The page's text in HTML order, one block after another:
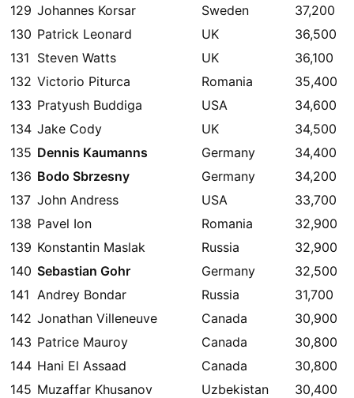
129 Johannes Korsar Sweden
37,200
130 Patrick Leonard UK
36,500
131 Steven Watts UK
36,100
132 Victorio Piturca Romania
35,400
133 Pratyush Buddiga USA
34,600
134 Jake Cody UK
34,500
135 Dennis Kaumanns Germany
34,400
136 Bodo Sbrzesny Germany
34,200
137 John Andress USA
33,700
138 Pavel Ion Romania
32,900
139 Konstantin Maslak Russia
32,900
140 Sebastian Gohr Germany
32,500
141 Andrey Bondar Russia
31,700
142 Jonathan Villeneuve Canada
30,900
143 Patrice Mauroy Canada
30,800
144 Hani El Assaad Canada
30,800
145 Muzaffar Khusanov Uzbekistan
30,400